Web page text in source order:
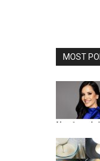
MOST